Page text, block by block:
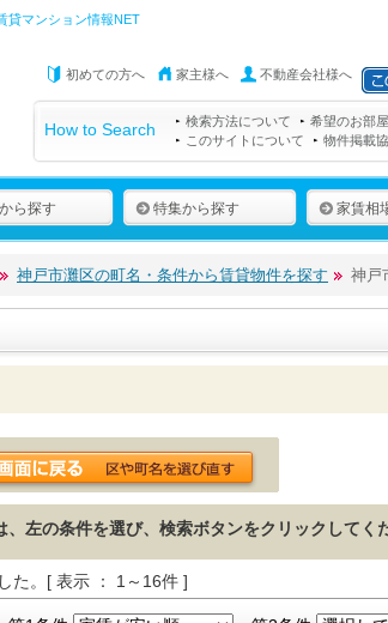
貸マンション情報NET
初めての方へ 家主様へ 不動産会社様へ
How to Search 検索方法について 希望のお部
このサイトについて
物件掲載
ら探す 特集から探す 家賃相
神戸市灘区の町名・条件から賃貸物件を探す 神戸
左の条件を選び、検索ボタンをクリックしてく
た。[ 表示 ： 1～16件 ]